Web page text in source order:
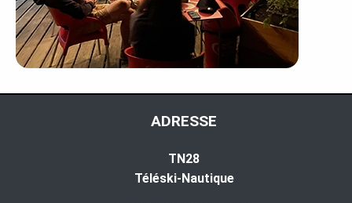
ADRESSE
TN28
Téléski-Nautique